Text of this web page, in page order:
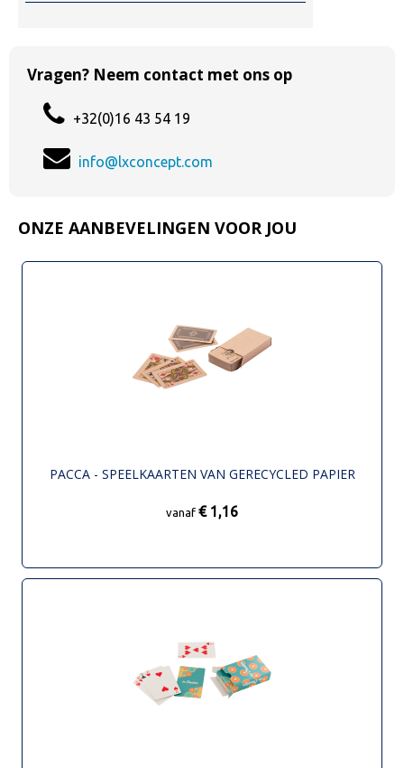
Vragen? Neem contact met ons op
+32(0)16 43 54 19
info@lxconcept.com
ONZE AANBEVELINGEN VOOR JOU
PACCA - SPEELKAARTEN VAN GERECYCLED PAPIER
vanaf € 1,16